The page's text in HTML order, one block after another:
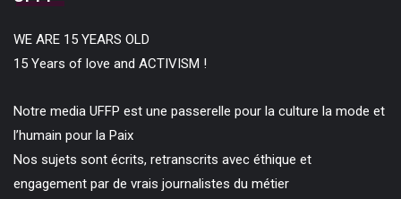
WE ARE 15 YEARS OLD
15 Years of love and ACTIVISM !
Notre media UFFP est une passerelle pour la culture la mode et
l’humain pour la Paix
Nos sujets sont écrits, retranscrits avec éthique et
engagement par de vrais journalistes du métier